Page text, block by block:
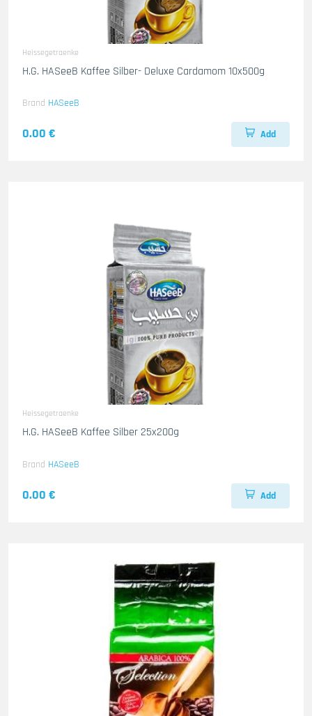
Heissegetraenke
H.G. HASeeB Kaffee Silber- Deluxe Cardamom 10x500g
Brand HASeeB
0.00 € Add
Heissegetraenke
H.G. HASeeB Kaffee Silber 25x200g
Brand HASeeB
0.00 € Add